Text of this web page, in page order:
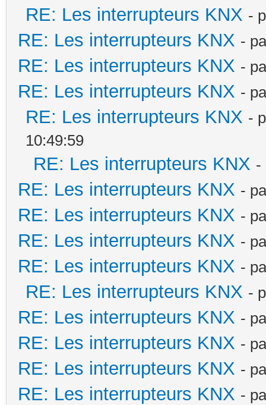
RE: Les interrupteurs KNX -
RE: Les interrupteurs KNX -
RE: Les interrupteurs KNX -
RE: Les interrupteurs KNX -
RE: Les interrupteurs KNX -
10:49:59
RE: Les interrupteurs KNX -
RE: Les interrupteurs KNX -
RE: Les interrupteurs KNX -
RE: Les interrupteurs KNX -
RE: Les interrupteurs KNX -
RE: Les interrupteurs KNX -
RE: Les interrupteurs KNX -
RE: Les interrupteurs KNX -
RE: Les interrupteurs KNX -
RE: Les interrupteurs KNX -